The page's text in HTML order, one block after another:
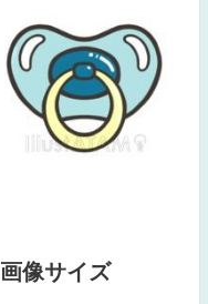
画像サイズ